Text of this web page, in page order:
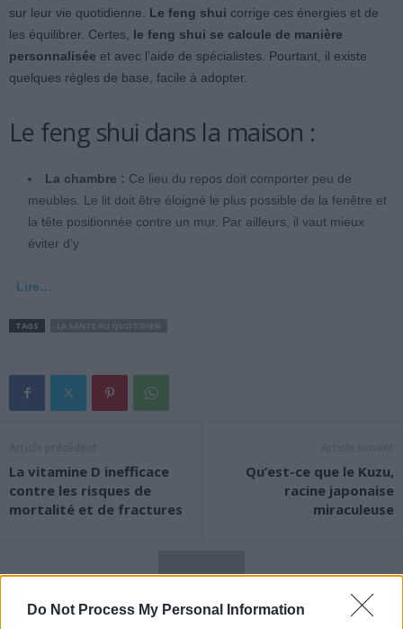
Do Not Process My Personal Information
sur leur vie quotidienne. Le feng shui corrige ces énergies et de
les équilibrer. Certes, le feng shui se calcule de manière
personnalisée et avec l’aide de spécialistes. Pourtant, il existe
quelques règles de base, facile à adopter.
Le feng shui dans la maison :
La chambre : Ce lieu du repos doit comporter peu de
meubles. Le lit doit être éloigné le plus possible de la fenêtre et
la tête positionnée contre un mur. Par ailleurs, il vaut mieux
éviter d’y
Lire…
TAGS
La vitamine D inefficace
contre les risques de
mortalité et de fractures
Qu’est-ce que le Kuzu,
racine japonaise
miraculeuse